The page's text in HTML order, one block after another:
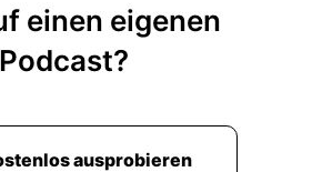
einen eigenen
Podcast?
ausprobieren